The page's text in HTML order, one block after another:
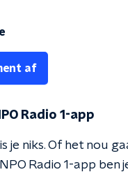
af
Radio 1-app
je niks. Of het nou
Radio 1-app ben